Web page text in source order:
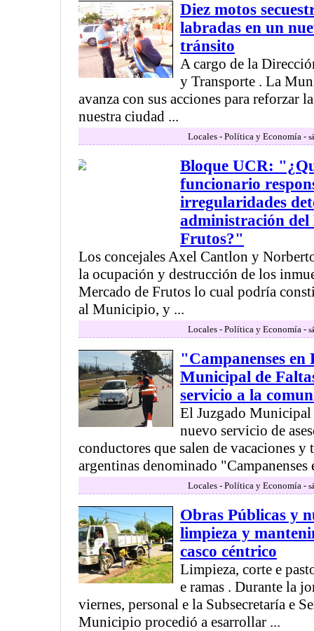
Diez motos
labradas en un
tránsito
A cargo de la
y Transporte . La
avanza con sus acciones para reforzar
nuestra ciudad ...
Locales - Política y Economía -
Bloque UCR:
funcionario
irregularidades
administración del
Frutos?"
Los concejales Axel Cantlon y
la ocupación y destrucción de los
Mercado de Frutos lo cual podría
al Municipio, y ...
Locales - Política y Economía -
"Campanenses
Municipal de
servicio a la
El Juzgado Municipal
nuevo servicio de
conductores que salen de vacaciones y
argentinas denominado "Campanenses
Locales - Política y Economía -
Obras Públicas y
limpieza y
casco céntrico
Limpieza, corte e
e ramas . Durante la
viernes, personal e la Subsecretaría e
Municipio procedió a esarrollar ...